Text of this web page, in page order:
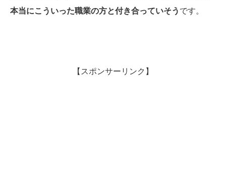
本当にこういった職業の方と付き合っていそう です。
【スポンサーリンク】